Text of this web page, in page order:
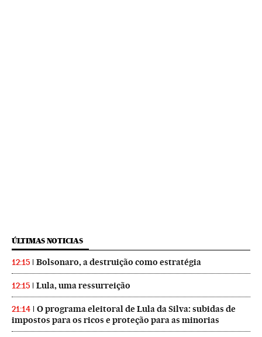
ÚLTIMAS NOTICIAS
12:15 Bolsonaro, a destruição como estratégia
12:15 Lula, uma ressurreição
21:14
O programa eleitoral de Lula da Silva: subidas de
impostos para os ricos e proteção para as minorias